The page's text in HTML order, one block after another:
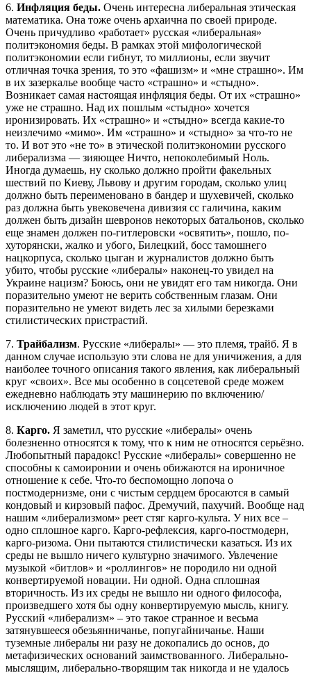
6. Инфляция беды. Очень интересна либеральная этическая
математика. Она тоже очень архаична по своей природе.
Очень причудливо «работает» русская «либеральная»
политэкономия беды. В рамках этой мифологической
политэкономии если гибнут, то миллионы, если звучит
отличная точка зрения, то это «фашизм» и «мне страшно». Им
в их зазеркалье вообще часто «страшно» и «стыдно».
Возникает самая настоящая инфляция беды. От их «страшно»
уже не страшно. Над их пошлым «стыдно» хочется
иронизировать. Их «страшно» и «стыдно» всегда какие-то
неизлечимо «мимо». Им «страшно» и «стыдно» за что-то не
то. И вот это «не то» в этической политэкономии русского
либерализма — зияющее Ничто, непоколебимый Ноль.
Иногда думаешь, ну сколько должно пройти факельных
шествий по Киеву, Львову и другим городам, сколько улиц
должно быть переименовано в бандер и шухевичей, сколько
раз должна быть увековечена дивизия сс галичина, каким
должен быть дизайн шевронов некоторых батальонов, сколько
еще знамен должен по-гитлеровски «освятить», пошло, по-
хуторянски, жалко и убого, Билецкий, босс тамошнего
нацкорпуса, сколько цыган и журналистов должно быть
убито, чтобы русские «либералы» наконец-то увидел на
Украине нацизм? Боюсь, они не увидят его там никогда. Они
поразительно умеют не верить собственным глазам. Они
поразительно не умеют видеть лес за хилыми березками
стилистических пристрастий.
7. Трайбализм. Русские «либералы» — это племя, трайб. Я в
данном случае использую эти слова не для уничижения, а для
наиболее точного описания такого явления, как либеральный
круг «своих». Все мы особенно в соцсетевой среде можем
ежедневно наблюдать эту машинерию по включению/
исключению людей в этот круг.
8. Карго. Я заметил, что русские «либералы» очень
болезненно относятся к тому, что к ним не относятся серьёзно.
Любопытный парадокс! Русские «либералы» совершенно не
способны к самоиронии и очень обижаются на ироничное
отношение к себе. Что-то беспомощно лопоча о
постмодернизме, они с чистым сердцем бросаются в самый
кондовый и кирзовый пафос. Дремучий, пахучий. Вообще над
нашим «либерализмом» реет стяг карго-культа. У них все –
одно сплошное карго. Карго-рефлексия, карго-постмодерн,
карго-ризома. Они пытаются стилистически казаться. Из их
среды не вышло ничего культурно значимого. Увлечение
музыкой «битлов» и «роллингов» не породило ни одной
конвертируемой новации. Ни одной. Одна сплошная
вторичность. Из их среды не вышло ни одного философа,
произведшего хотя бы одну конвертируемую мысль, книгу.
Русский «либерализм» – это такое странное и весьма
затянувшееся обезьянничанье, попугайничанье. Наши
туземные либералы ни разу не докопались до основ, до
метафизических оснований заимствованного. Либерально-
мыслящим, либерально-творящим так никогда и не удалось